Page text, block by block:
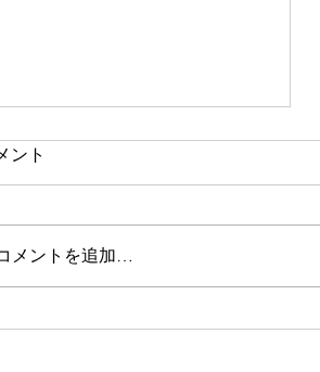
私が全国に100名あまりのフ
ント
メントを追加…